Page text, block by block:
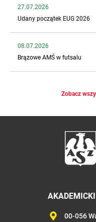
27.07.2026
Udany początek EUG 2026
08.07.2026
Brązowe AMŚ w futsalu
Zobacz
00-056